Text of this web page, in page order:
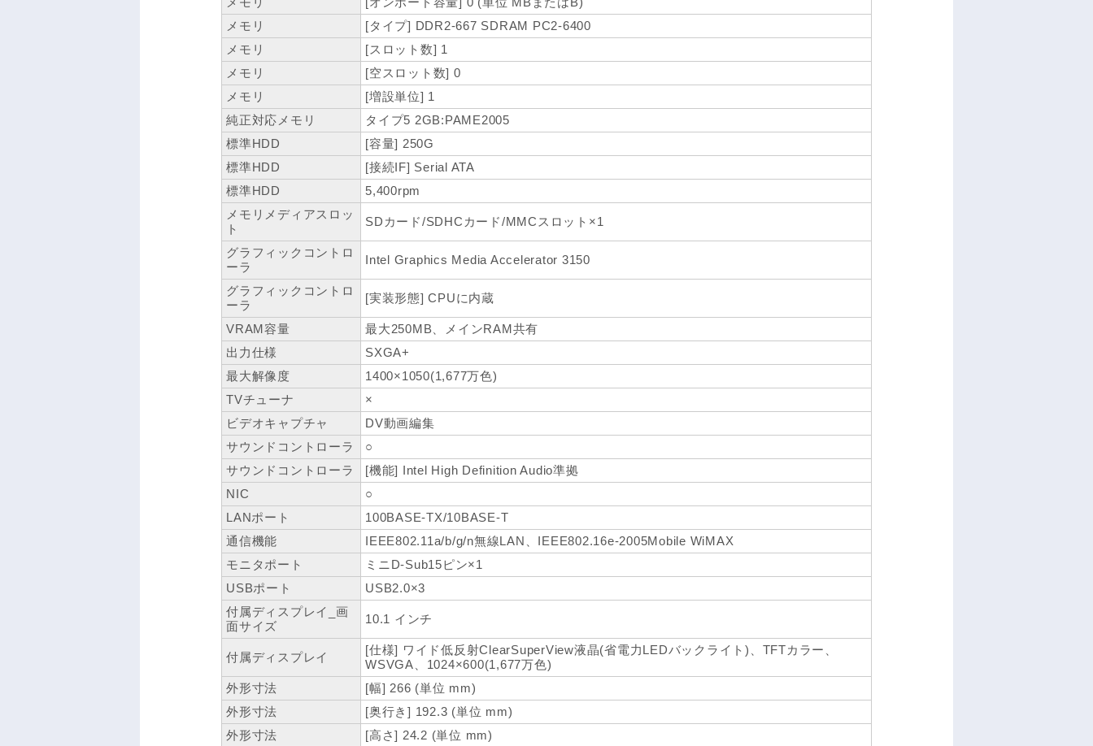
メモリ
[タイプ] DDR2-667 SDRAM PC2-6400
メモリ
[スロット数] 1
メモリ
[空スロット数] 0
メモリ
[増設単位] 1
純正対応メモリ
タイプ5 2GB:PAME2005
標準HDD
[容量] 250G
標準HDD
[接続IF] Serial ATA
標準HDD
5,400rpm
メモリメディアスロッ
ト
SDカード/SDHCカード/MMCスロット×1
グラフィックコントロ
ーラ
Intel Graphics Media Accelerator 3150
グラフィックコントロ
ーラ
[実装形態] CPUに内蔵
VRAM容量
最大250MB、メインRAM共有
出力仕様
SXGA+
最大解像度
1400×1050(1,677万色)
TVチューナ
×
ビデオキャプチャ
DV動画編集
サウンドコントローラ
○
サウンドコントローラ
[機能] Intel High Definition Audio準拠
NIC
○
LANポート
100BASE-TX/10BASE-T
通信機能
IEEE802.11a/b/g/n無線LAN、IEEE802.16e-2005Mobile WiMAX
モニタポート
ミニD-Sub15ピン×1
USBポート
USB2.0×3
付属ディスプレイ_画
面サイズ
10.1 インチ
付属ディスプレイ
[仕様] ワイド低反射ClearSuperView液晶(省電力LEDバックライト)、TFTカラー、
WSVGA、1024×600(1,677万色)
外形寸法
[幅] 266 (単位 mm)
外形寸法
[奥行き] 192.3 (単位 mm)
外形寸法
[高さ] 24.2 (単位 mm)